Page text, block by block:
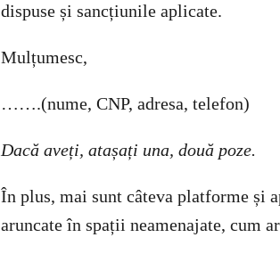
dispuse și sancțiunile aplicate.
Mulțumesc,
…….(nume, CNP, adresa, telefon)
Dacă aveți, atașați una, două poze.
În plus, mai sunt câteva platforme și
aruncate în spații neamenajate, cum